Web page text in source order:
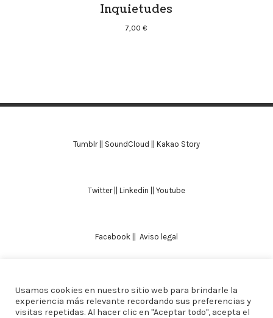
Inquietudes
7,00€
Tumblr|| SoundCloud Kakao Story
Twitter|| Linkedin Youtube
Facebook Aviso legal
TODOS LOS DERECHOS RESERVADOS. ALICIA
DOMINGUEZ ARCOS || DISEÑOCREW ESTUDIO
Usamos cookies en nuestro sitio web para brindarle la
experiencia más relevante recordando sus preferencias y
visitas repetidas. Al hacer clic en "Aceptar todo", acepta el